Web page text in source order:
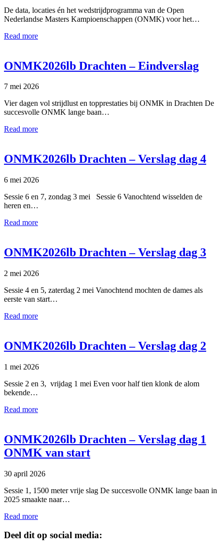
De data, locaties én het wedstrijdprogramma van de Open
Nederlandse Masters Kampioenschappen (ONMK) voor het…
Read more
ONMK2026lb Drachten – Eindverslag
7 mei 2026
Vier dagen vol strijdlust en topprestaties bij ONMK in Drachten De
succesvolle ONMK lange baan…
Read more
ONMK2026lb Drachten – Verslag dag 4
6 mei 2026
Sessie 6 en 7, zondag 3 mei Sessie 6 Vanochtend wisselden de
heren en…
Read more
ONMK2026lb Drachten – Verslag dag 3
2 mei 2026
Sessie 4 en 5, zaterdag 2 mei Vanochtend mochten de dames als
eerste van start…
Read more
ONMK2026lb Drachten – Verslag dag 2
1 mei 2026
Sessie 2 en 3, vrijdag 1 mei Even voor half tien klonk de alom
bekende…
Read more
ONMK2026lb Drachten – Verslag dag 1
ONMK van start
30 april 2026
Sessie 1, 1500 meter vrije slag De succesvolle ONMK lange baan in
2025 smaakte naar…
Read more
Deel dit op social media: